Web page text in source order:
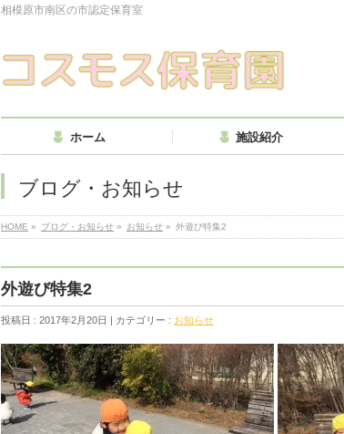
相模原市南区の市認定保育室
ホーム 施設紹介
ブログ・お知らせ
HOME » ブログ・お知らせ » お知らせ » 外遊び特集2
外遊び特集2
投稿日 : 2017年2月20日 | カテゴリー : お知らせ